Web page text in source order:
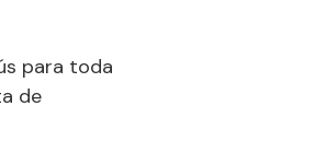
para toda
de